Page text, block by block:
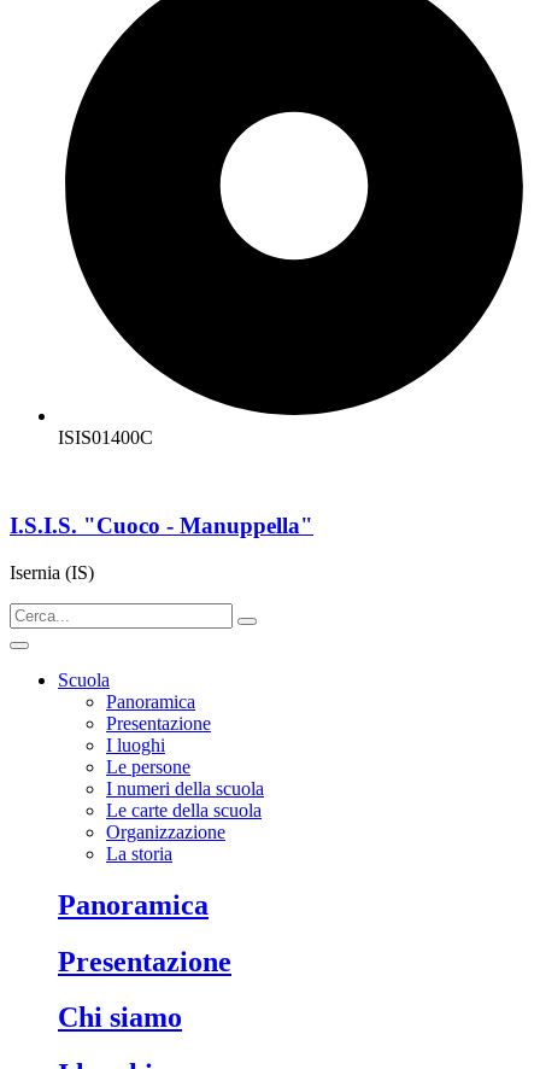
ISIS01400C
I.S.I.S. "Cuoco - Manuppella"
Isernia (IS)
Scuola
Panoramica
Presentazione
I luoghi
Le persone
I numeri della scuola
Le carte della scuola
Organizzazione
La storia
panoramica
presentazione
chi siamo